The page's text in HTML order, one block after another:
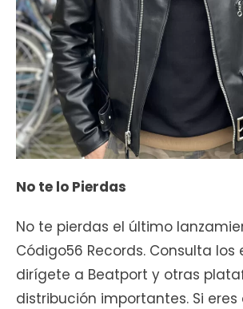
No te lo Pierdas
No te pierdas el último
Código56 Records. Consulta los
dirígete a Beatport y otras
distribución importantes. Si